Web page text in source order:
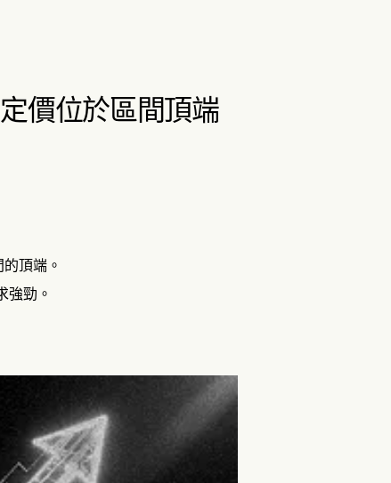
價位於區間頂端
頂端。
強勁。